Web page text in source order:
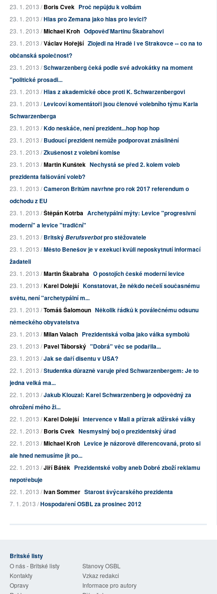
23. 1. 2013 /Boris Cvek Proč nepůjdu k volbám
23. 1. 2013 /Hlas pro Zemana jako hlas pro levici?
23. 1. 2013 /Michael Kroh Odpověď Martinu Škabrahovi
23. 1. 2013 /Václav Hořejší Zlojedi na Hradě i ve Strakovce -- co na to
občanská společnost?
23. 1. 2013 /Schwarzenberg čeká podle své advokátky na moment
"politické prosadi...
23. 1. 2013 /Hlas z akademické obce proti K. Schwarzenbergovi
23. 1. 2013 /Levicoví komentátoři jsou členové volebního týmu Karla
Schwarzenberga
23. 1. 2013 /Kdo neskáče, není prezident...hop hop hop
23. 1. 2013 /Budoucí prezident nemůže podporovat znásilnění
23. 1. 2013 /Zkušenost z volební komise
23. 1. 2013 /Martin Kunštek Nechystá se před 2. kolem voleb
prezidenta falšování voleb?
23. 1. 2013 /Cameron Britům navrhne pro rok 2017 referendum o
odchodu z EU
23. 1. 2013 /Štěpán Kotrba Archetypální mýty: Levice "progresivní
moderní" a levice "tradiční"
23. 1. 2013 /BritskýBerufsverbotpro stěžovatele
23. 1. 2013 /Město Benešov je v exekuci kvůli neposkytnutí informací
žadateli
23. 1. 2013 /Martin Škabraha O postojích české moderní levice
23. 1. 2013 /Karel Dolejší Konstatovat, že někdo nečelí současnému
světu, není "archetypální m...
23. 1. 2013 /Tomáš Šalomoun Několik řádků k poválečnému odsunu
německého obyvatelstva
23. 1. 2013 /Milan Valach Prezidentská volba jako válka symbolů
23. 1. 2013 /Pavel Táborský "Dobrá" věc se podařila...
23. 1. 2013 /Jak se daří disentu v USA?
22. 1. 2013 /Studentka důrazně varuje před Schwarzenbergem: Je to
jedna velká ma...
22. 1. 2013 /Jakub Klouzal: Karel Schwarzenberg je odpovědný za
ohrožení mého ži...
22. 1. 2013 /Karel Dolejší Intervence v Mali a přízrak alžírské války
22. 1. 2013 /Boris Cvek Nesmyslný boj o prezidentský úřad
22. 1. 2013 /Michael Kroh Levice je názorově diferencovaná, proto si
ale hned nemusíme jít po...
22. 1. 2013 /Jiří Bátěk Prezidentské volby aneb Dobré zboží reklamu
nepotřebuje
22. 1. 2013 /Ivan Sommer Starost švýcarského prezidenta
7. 1. 2013 /Hospodaření OSBL za prosinec 2012
Britské listy
O nás - Britské listy
Stanovy OSBL
Kontakty
Vzkaz redakci
Opravy
Informace pro autory